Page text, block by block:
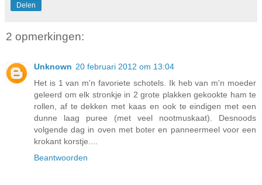
Delen
2 opmerkingen:
Unknown 20 februari 2012 om 13:04
Het is 1 van m'n favoriete schotels. Ik heb van m'n moeder
geleerd om elk stronkje in 2 grote plakken gekookte ham te
rollen, af te dekken met kaas en ook te eindigen met een
dunne laag puree (met veel nootmuskaat). Desnoods
volgende dag in oven met boter en panneermeel voor een
krokant korstje....
Beantwoorden